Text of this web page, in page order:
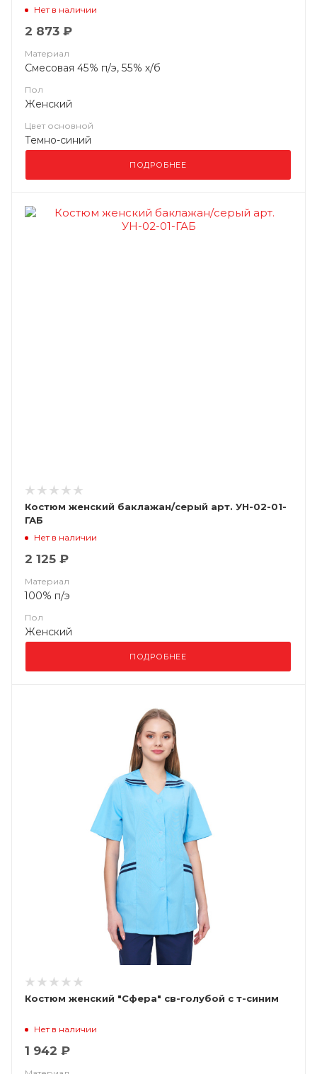
Нет в наличии
2 873 ₽
Материал
Смесовая 45% п/э, 55% х/б
Пол
Женский
Цвет основной
Темно-синий
ПОДРОБНЕЕ
Костюм женский баклажан/серый арт. УН-02-01-
ГАБ
Нет в наличии
2 125 ₽
Материал
100% п/э
Пол
Женский
ПОДРОБНЕЕ
Костюм женский "Сфера" св-голубой с т-синим
Нет в наличии
1 942 ₽